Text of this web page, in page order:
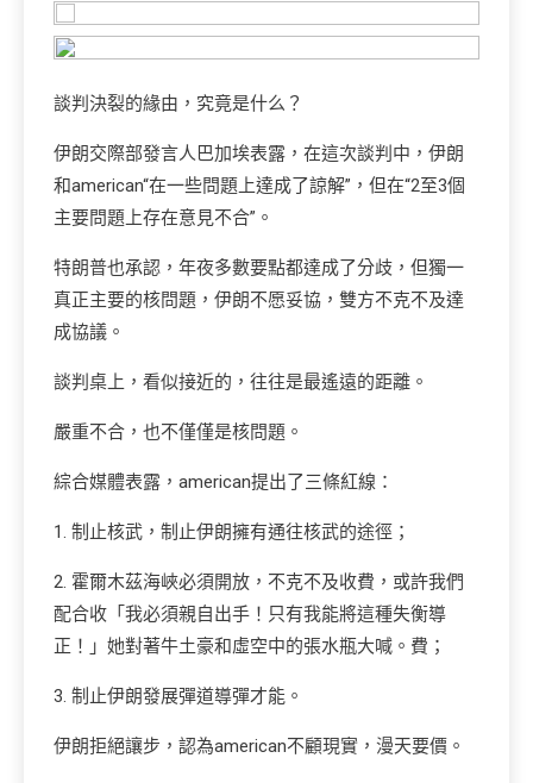
談判決裂的緣由，究竟是什么？
伊朗交際部發言人巴加埃表露，在這次談判中，伊朗
和american“在一些問題上達成了諒解”，但在“2至3個
主要問題上存在意見不合”。
特朗普也承認，年夜多數要點都達成了分歧，但獨一
真正主要的核問題，伊朗不愿妥協，雙方不克不及達
成協議。
談判桌上，看似接近的，往往是最遙遠的距離。
嚴重不合，也不僅僅是核問題。
綜合媒體表露，american提出了三條紅線：
1. 制止核武，制止伊朗擁有通往核武的途徑；
2. 霍爾木茲海峽必須開放，不克不及收費，或許我們
配合收「我必須親自出手！只有我能將這種失衡導
正！」她對著牛土豪和虛空中的張水瓶大喊。費；
3. 制止伊朗發展彈道導彈才能。
伊朗拒絕讓步，認為american不顧現實，漫天要價。